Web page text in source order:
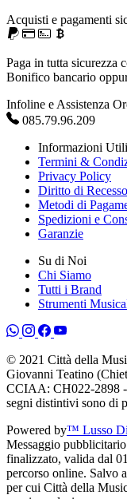
Acquisti e pagamenti
Paga in tutta sicurezza
Bonifico bancario
Infoline e Assistenza
085.79.96.209
Informazioni Utili
Termini &
Privacy Policy
Diritto di Recesso
Metodi di
Spedizioni e
Garanzie
Su di Noi
Chi Siamo
Tutti i Brand
Strumenti
© 2021 Città della
Giovanni Teatino
CCIAA: CH022-2898
segni distintivi sono di
Powered by™ Lusso
Messaggio
finalizzato, valida dal
percorso online. Salvo
per cui Città della